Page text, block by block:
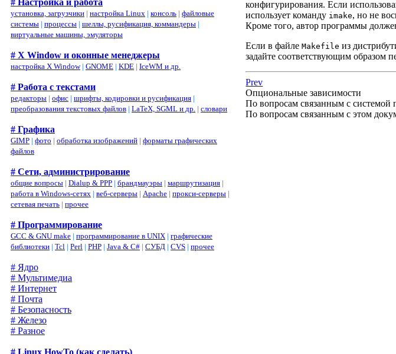
# Настройка и работа
установка, загрузчики | настройка Linux | консоль | файловые
системы | процессы | шеллы, русификация, коммандеры |
виртуальные машины, эмуляторы
# X Window и оконные менеджеры
настройка X Window| GNOME | KDE | IceWM и др.
# Работа с текстами
редакторы | офис | шрифты, кодировки и русификация |
преобразования текстовых файлов | LaTeX, SGML и др. | словари
# Графика
GIMP | фото | обработка изображений | форматы графических
файлов
# Сети, администрирование
общие вопросы | Dialup & PPP | брандмауэры | маршрутизация |
работа в Windows-сетях | веб-серверы | Apache | прокси-серверы |
сетевая печать | прочее
# Программирование
GCC & GNU make | программирование в UNIX | графические
библиотеки | Tcl | Perl | PHP | Java & C# | СУБД | CVS | прочее
# Ядро
# Мультимедиа
# Интернет
# Почта
# Безопасность
# Железо
# Разное
# Linux HowTo (как сделать)
конфигурирования. Если
использует команду imake, но не
Кроме того, автор программы
Если в файлеMakefile из
задайте соответствующим образом
Prev
Опциональные зависимости
По вопросам связанным с системой
По вопросам связанным с этом